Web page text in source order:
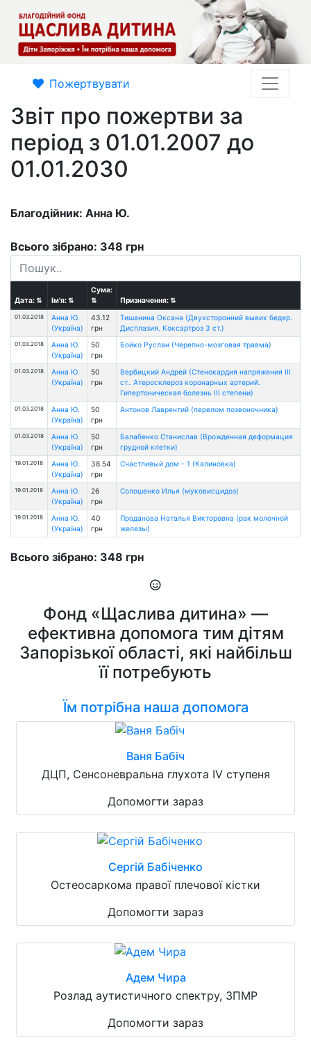
Пожертвувати
Звіт про пожертви за
період з 01.01.2007 до
01.01.2030
Благодійник: Анна Ю.
Всього зібрано: 348 грн
Дата:⇅ Ім'я:⇅
Сума:
⇅
Призначення:⇅
01.03.2018
Анна Ю.
(Україна)
43.12
грн
Тишанина Оксана (Двухсторонний вывих бедер.
Дисплазия. Коксартроз 3 ст.)
01.03.2018
Анна Ю.
(Україна)
50
грн
Бойко Руслан (Черепно-мозговая травма)
01.03.2018
Анна Ю.
(Україна)
50
грн
Вербицкий Андрей (Стенокардия напряжения ІІІ
ст.. Атеросклероз коронарных артерий.
Гипертоническая болезнь ІІІ степени)
01.03.2018
Анна Ю.
(Україна)
50
грн
Антонов Лаврентий (перелом позвоночника)
01.03.2018
Анна Ю.
(Україна)
50
грн
Балабенко Станислав (Врожденная деформация
грудной клетки)
19.01.2018
Анна Ю.
(Україна)
38.54
грн
Счастливый дом - 1 (Калиновка)
19.01.2018
Анна Ю.
(Україна)
26
грн
Солошенко Илья (муковисцидоз)
19.01.2018
Анна Ю.
(Україна)
40
грн
Проданова Наталья Викторовна (рак молочной
железы)
Всього зібрано: 348 грн
Фонд «Щаслива дитина» —
ефективна допомога тим дітям
Запорізької області, які найбільш
її потребують
Їм потрібна наша допомога
Ваня Бабіч
ДЦП, Сенсоневральна глухота IV ступеня
Допомогти зараз
Сергій Бабіченко
Остеосаркома правої плечової кістки
Допомогти зараз
Адем Чира
Розлад аутистичного спектру, ЗПМР
Допомогти зараз